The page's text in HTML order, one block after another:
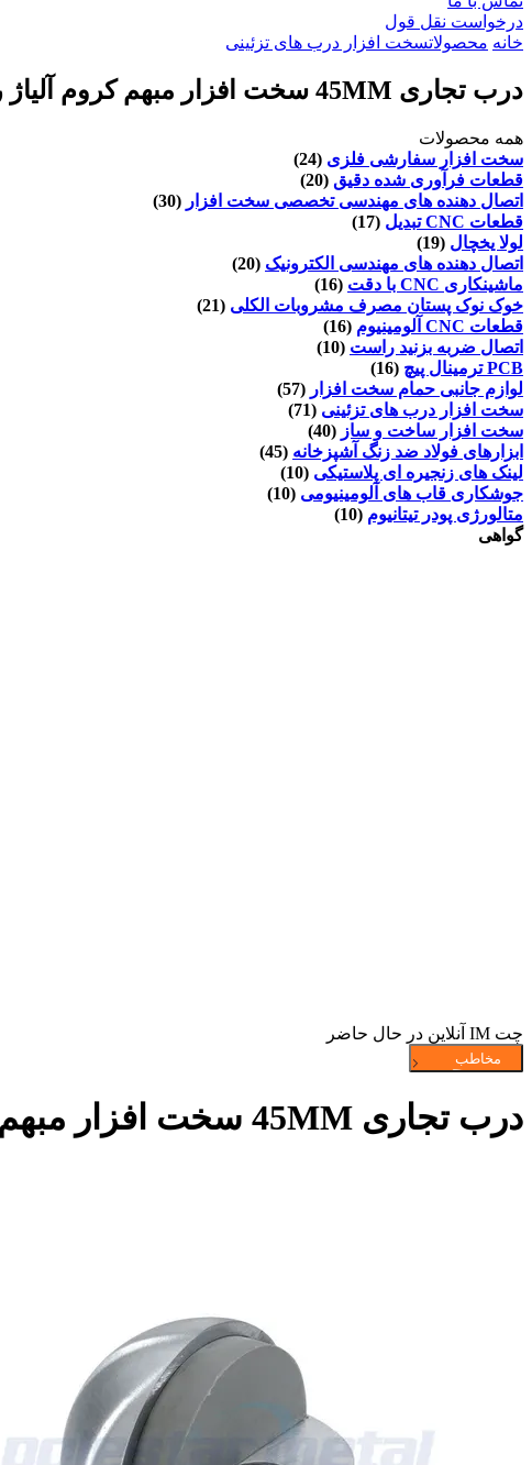
درخواست نقل قول
خانه محصولاتسخت افزار درب های تزئینی
درب تجاری 45MM سخت افزار مبهم کروم آلیاژ روی بالا مشخصات گنبد درب توقف
همه محصولات
سخت افزار سفارشی فلزی (24)
قطعات فرآوری شده دقیق (20)
اتصال دهنده های مهندسی تخصصی سخت افزار (30)
قطعات CNC تبدیل
(17)
لولا یخچال (19)
اتصال دهنده های مهندسی الکترونیک (20)
ماشینکاری CNC با دقت
(16)
خوک نوک پستان مصرف مشروبات الکلی (21)
قطعات CNC آلومینیوم
(16)
اتصال ضربه بزنید راست (10)
PCB ترمینال پیچ
(16)
لوازم جانبی حمام سخت افزار (57)
سخت افزار درب های تزئینی (71)
سخت افزار ساخت و ساز (40)
ابزارهای فولاد ضد زنگ آشپزخانه (45)
لینک های زنجیره ای پلاستیکی (10)
جوشکاری قاب های آلومینیومی (10)
متالورژی پودر تیتانیوم (10)
گواهی
چت IM آنلاین در حال حاضر
درب تجاری 45MM سخت افزار مبهم کروم آلیاژ روی بالا مشخصات گنبد درب توقف